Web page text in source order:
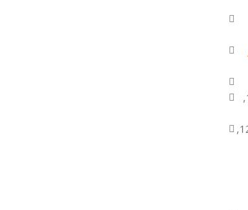
نوامبر 12,
نوامبر 12,